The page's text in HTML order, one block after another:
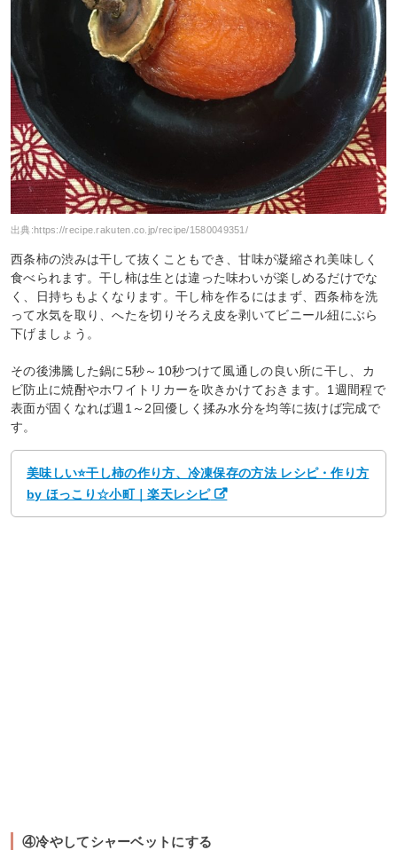
出典: https://recipe.rakuten.co.jp/recipe/1580049351/
西条柿の渋みは干して抜くこともでき、甘味が凝縮され美味しく
食べられます。干し柿は生とは違った味わいが楽しめるだけでな
く、日持ちもよくなります。干し柿を作るにはまず、西条柿を洗
って水気を取り、へたを切りそろえ皮を剥いてビニール紐にぶら
下げましょう。
その後沸騰した鍋に5秒～10秒つけて風通しの良い所に干し、カ
ビ防止に焼酎やホワイトリカーを吹きかけておきます。1週間程で
表面が固くなれば週1～2回優しく揉み水分を均等に抜けば完成で
す。
美味しい⭐干し柿の作り方、冷凍保存の方法 レシピ・作り方
by ほっこり☆小町｜楽天レシピ
④冷やしてシャーベットにする